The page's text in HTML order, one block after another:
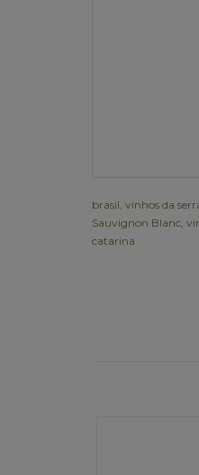
brasil vinhos da
Sauvignon Blanc
catarina